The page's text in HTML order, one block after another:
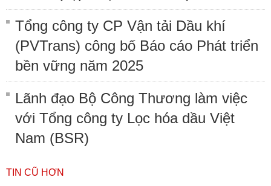
Tổng công ty CP Vận tải Dầu khí
(PVTrans) công bố Báo cáo Phát triển
bền vững năm 2025
Lãnh đạo Bộ Công Thương làm việc
với Tổng công ty Lọc hóa dầu Việt
Nam (BSR)
TIN CŨ HƠN